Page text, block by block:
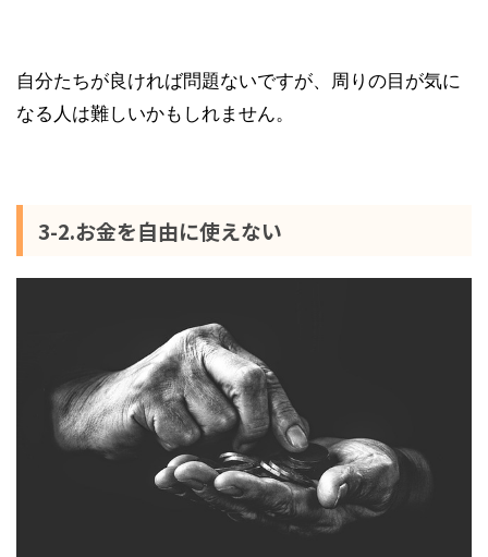
自分たちが良ければ問題ないですが、周りの目が気に
なる人は難しいかもしれません。
3-2.お金を自由に使えない